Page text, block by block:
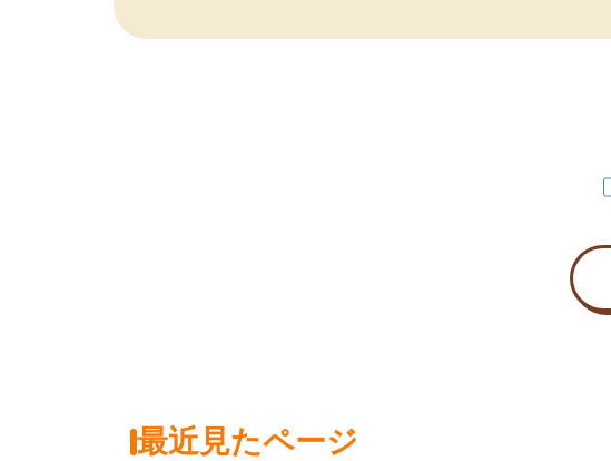
最近見たページ